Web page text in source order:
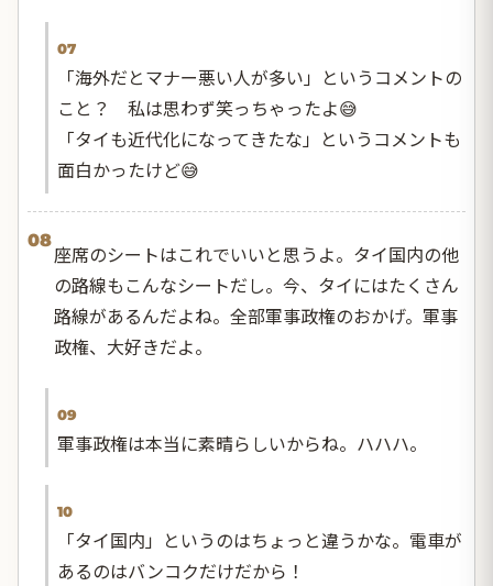
07
「海外だとマナー悪い人が多い」というコメントの
こと？ 私は思わず笑っちゃったよ😅
「タイも近代化になってきたな」というコメントも
面白かったけど😅
08
座席のシートはこれでいいと思うよ。タイ国内の他
の路線もこんなシートだし。今、タイにはたくさん
路線があるんだよね。全部軍事政権のおかげ。軍事
政権、大好きだよ。
09
軍事政権は本当に素晴らしいからね。ハハハ。
10
「タイ国内」というのはちょっと違うかな。電車が
あるのはバンコクだけだから！